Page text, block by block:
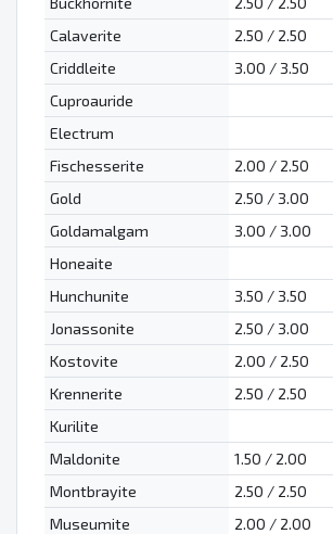
Calaverite
2.50 / 2.50
Criddleite
3.00 / 3.50
Cuproauride
Electrum
Fischesserite
2.00 / 2.50
Gold
2.50 / 3.00
Goldamalgam
3.00 / 3.00
Honeaite
Hunchunite
3.50 / 3.50
Jonassonite
2.50 / 3.00
Kostovite
2.00 / 2.50
Krennerite
2.50 / 2.50
Kurilite
Maldonite
1.50 / 2.00
Montbrayite
2.50 / 2.50
Museumite
2.00 / 2.00